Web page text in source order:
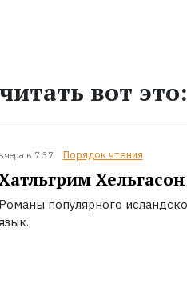
вот это:
вчера в 7:37 Порядок чтения
Романы популярного